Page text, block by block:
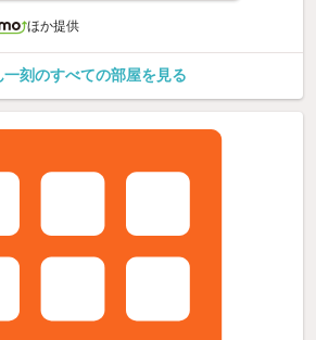
ほか提供
一刻のすべての部屋を見る